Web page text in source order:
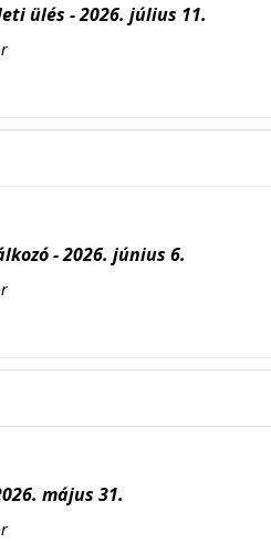
ülés - 2026. július 11.
- 2026. június 6.
május 31.